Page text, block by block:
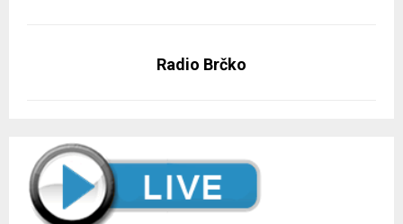
Radio Brčko